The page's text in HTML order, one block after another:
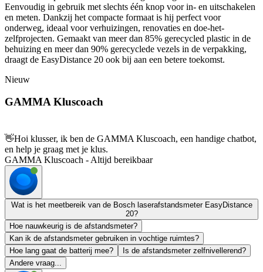
Eenvoudig in gebruik met slechts één knop voor in- en uitschakelen
en meten. Dankzij het compacte formaat is hij perfect voor
onderweg, ideaal voor verhuizingen, renovaties en doe-het-
zelfprojecten. Gemaakt van meer dan 85% gerecycled plastic in de
behuizing en meer dan 90% gerecyclede vezels in de verpakking,
draagt de EasyDistance 20 ook bij aan een betere toekomst.
Nieuw
GAMMA Kluscoach
👋Hoi klusser, ik ben de GAMMA Kluscoach, een handige chatbot,
en help je graag met je klus.
GAMMA Kluscoach - Altijd bereikbaar
Wat is het meetbereik van de Bosch laserafstandsmeter EasyDistance
20?
Hoe nauwkeurig is de afstandsmeter?
Kan ik de afstandsmeter gebruiken in vochtige ruimtes?
Hoe lang gaat de batterij mee?
Is de afstandsmeter zelfnivellerend?
Andere vraag...